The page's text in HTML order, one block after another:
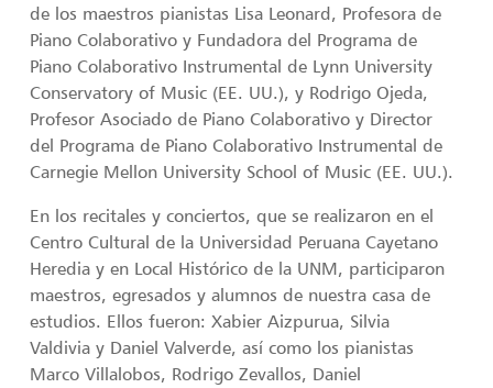
de los maestros pianistas Lisa Leonard, Profesora de
Piano Colaborativo y Fundadora del Programa de
Piano Colaborativo Instrumental de Lynn University
Conservatory of Music (EE. UU.), y Rodrigo Ojeda,
Profesor Asociado de Piano Colaborativo y Director
del Programa de Piano Colaborativo Instrumental de
Carnegie Mellon University School of Music (EE. UU.).
En los recitales y conciertos, que se realizaron en el
Centro Cultural de la Universidad Peruana Cayetano
Heredia y en Local Histórico de la UNM, participaron
maestros, egresados y alumnos de nuestra casa de
estudios. Ellos fueron: Xabier Aizpurua, Silvia
Valdivia y Daniel Valverde, así como los pianistas
Marco Villalobos, Rodrigo Zevallos, Daniel